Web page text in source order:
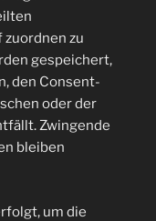
zu
gespeichert,
den Consent-
oder der
Zwingende
bleiben
um die